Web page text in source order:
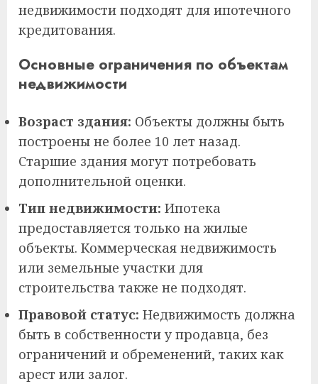
недвижимости подходят для ипотечного
кредитования.
Основные ограничения по объектам
недвижимости
Возраст здания: Объекты должны быть
построены не более 10 лет назад.
Старшие здания могут потребовать
дополнительной оценки.
Тип недвижимости: Ипотека
предоставляется только на жилые
объекты. Коммерческая недвижимость
или земельные участки для
строительства также не подходят.
Правовой статус: Недвижимость должна
быть в собственности у продавца, без
ограничений и обременений, таких как
арест или залог.